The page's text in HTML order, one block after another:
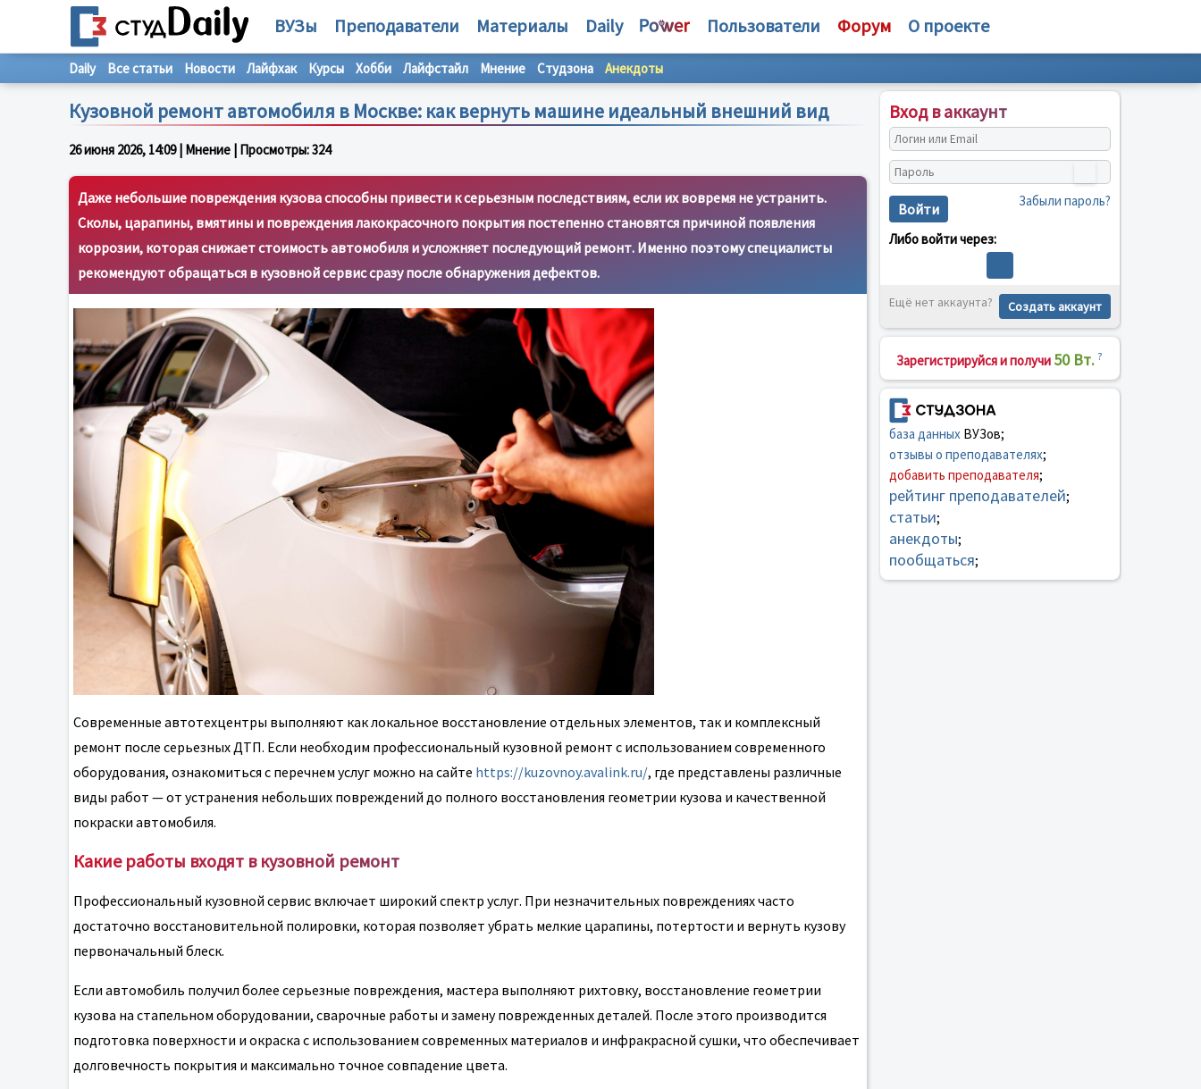
ВУЗы Преподаватели Материалы Daily Пользователи Форум О проекте
Кузовной ремонт автомобиля в Москве: как вернуть машине идеальный внешний вид
26 июня 2026, 14:09| Мнение | Просмотры:324
Daily Все статьи Новости Лайфхак Курсы Хобби Лайфстайл Мнение Студзона Анекдоты
Даже небольшие повреждения кузова способны привести к серьезным последствиям, если их вовремя не устранить.
Сколы, царапины, вмятины и повреждения лакокрасочного покрытия постепенно становятся причиной появления
коррозии, которая снижает стоимость автомобиля и усложняет последующий ремонт. Именно поэтому специалисты
рекомендуют обращаться в кузовной сервис сразу после обнаружения дефектов.
Современные автотехцентры выполняют как локальное восстановление отдельных элементов, так и комплексный
ремонт после серьезных ДТП. Если необходим профессиональный кузовной ремонт с использованием современного
оборудования, ознакомиться с перечнем услуг можно на сайте https://kuzovnoy.avalink.ru/, где представлены различные
виды работ — от устранения небольших повреждений до полного восстановления геометрии кузова и качественной
покраски автомобиля.
Какие работы входят в кузовной ремонт
Профессиональный кузовной сервис включает широкий спектр услуг. При незначительных повреждениях часто
достаточно восстановительной полировки, которая позволяет убрать мелкие царапины, потертости и вернуть кузову
первоначальный блеск.
Если автомобиль получил более серьезные повреждения, мастера выполняют рихтовку, восстановление геометрии
кузова на стапельном оборудовании, сварочные работы и замену поврежденных деталей. После этого производится
подготовка поверхности и окраска с использованием современных материалов и инфракрасной сушки, что обеспечивает
долговечность покрытия и максимально точное совпадение цвета.
Вход в аккаунт
Войти Забыли пароль?
Либо войти через:
Ещё нет аккаунта? Создать аккаунт
Зарегистрируйся и получи 50 Вт. ?
база данныхВУЗов;
отзывы о преподавателях;
добавить преподавателя;
рейтинг преподавателей;
статьи;
анекдоты;
пообщаться;